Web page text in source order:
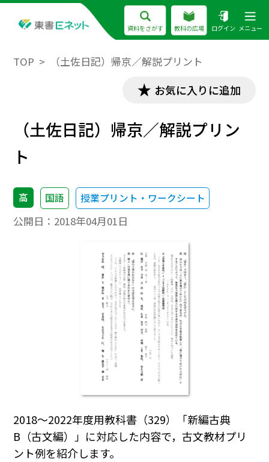
資料をさがす 教科の広場 ログイン メニュー
TOP （土佐日記）帰京／解説プリント
お気に入りに追加
（土佐日記）帰京／解説プリン
ト
高 国語 授業プリント・ワークシート
公開日： 2018年04月01日
2018～2022年度用教科書（329）「新編古典
B（古文編）」に対応した内容で，古文教材プリ
ント例を紹介します。